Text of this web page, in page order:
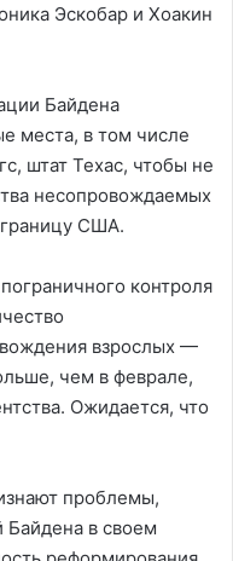
Эскобар и Хоакин
Байдена
места, в том числе
штат Техас, чтобы не
несопровождаемых
США.
контроля
взрослых —
чем в феврале,
Ожидается, что
проблемы,
в своем